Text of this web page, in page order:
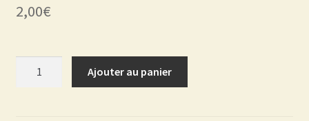
2,00€
Ajouter au panier